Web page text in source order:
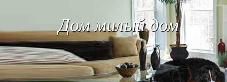
Дом милый дом